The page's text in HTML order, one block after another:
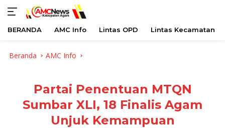
BERANDA AMC Info Lintas OPD Lintas Kecamatan
Beranda AMC Info
Partai Penentuan MTQN
Sumbar XLI, 18 Finalis Agam
Unjuk Kemampuan